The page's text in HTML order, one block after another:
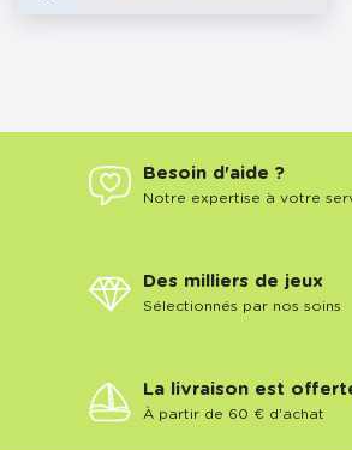
Besoin d'aide ?
Notre expertise à votre
Des milliers de jeux
Sélectionnés par nos soins
La livraison est
À partir de 60 € d'achat